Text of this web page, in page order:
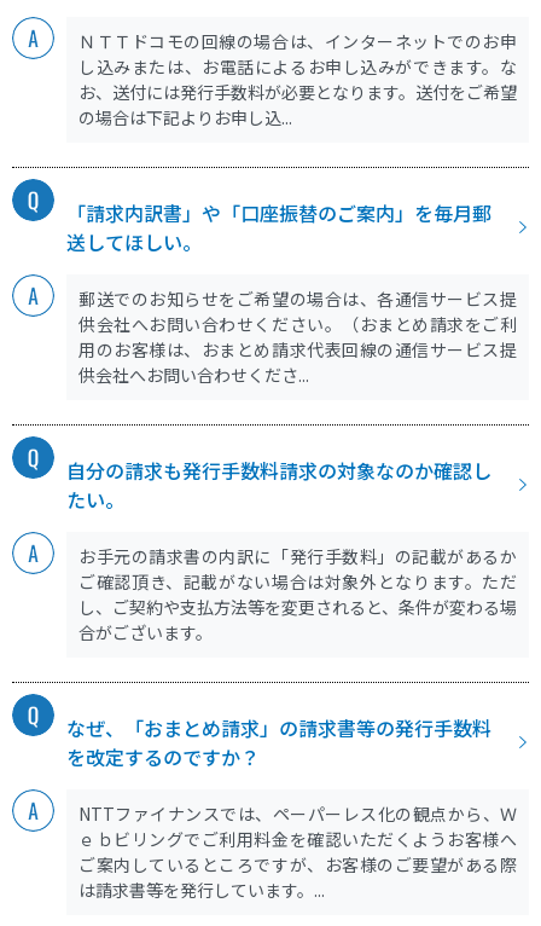
ＮＴＴドコモの回線の場合は、インターネットでのお申
し込みまたは、お電話によるお申し込みができます。な
お、送付には発行手数料が必要となります。送付をご希望
の場合は下記よりお申し込...
「請求内訳書」や「口座振替のご案内」を毎月郵
送してほしい。
郵送でのお知らせをご希望の場合は、各通信サービス提
供会社へお問い合わせください。（おまとめ請求をご利
用のお客様は、おまとめ請求代表回線の通信サービス提
供会社へお問い合わせくださ...
自分の請求も発行手数料請求の対象なのか確認し
たい。
お手元の請求書の内訳に「発行手数料」の記載があるか
ご確認頂き、記載がない場合は対象外となります。ただ
し、ご契約や支払方法等を変更されると、条件が変わる場
合がございます。
なぜ、「おまとめ請求」の請求書等の発行手数料
を改定するのですか？
NTTファイナンスでは、ペーパーレス化の観点から、Ｗ
ｅｂビリングでご利用料金を確認いただくようお客様へ
ご案内しているところですが、お客様のご要望がある際
は請求書等を発行しています。...